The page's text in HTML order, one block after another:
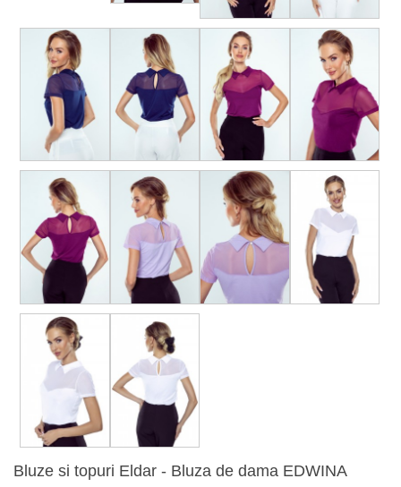
Bluze si topuri Eldar - Bluza de dama EDWINA